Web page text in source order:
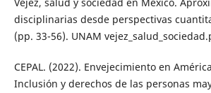
disciplinarias desde perspectivas
(pp. 33-56). UNAM
CEPAL. (2022). Envejecimiento en
Inclusión y derechos de las personas